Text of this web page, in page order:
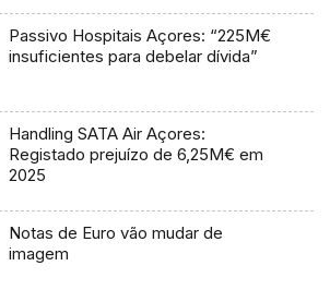
Passivo Hospitais Açores: “225M€
insuficientes para debelar dívida”
Handling SATA Air Açores:
Registado prejuízo de 6,25M€ em
2025
Notas de Euro vão mudar de
imagem